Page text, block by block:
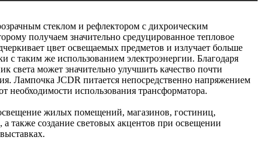
стеклом и рефлектором с дихроическим
получаем значительно средуцированное тепловое
цвет освещаемых предметов и излучает больше
с таким же использованием электроэнергии. Благодаря
света может значительно улучшить качество почти
Лампочка JCDR питается непосредственно напряжением
необходимости использования трансформатора.
жилых помещений, магазинов, гостиниц,
также создание световых акцентов при освещении